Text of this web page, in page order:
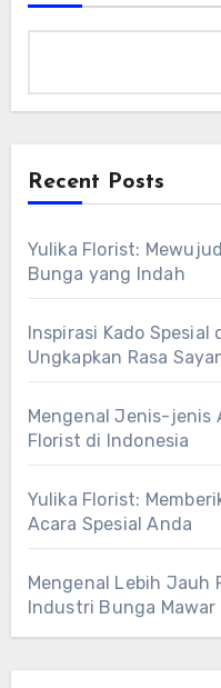
Recent Posts
Yulika Florist:
Bunga yang Indah
Inspirasi Kado
Ungkapkan Rasa
Mengenal Jenis-jenis
Florist di Indonesia
Yulika Florist:
Acara Spesial Anda
Mengenal Lebih Jauh
Industri Bunga